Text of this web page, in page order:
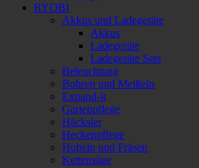
RYOBI
Akkus und Ladegeräte
Akkus
Ladegeräte
Ladegeräte Sets
Beleuchtung
Bohren und Meißeln
Expand-it
Gartenpflege
Häcksler
Heckenpflege
Hobeln und Fräsen
Kettensäge